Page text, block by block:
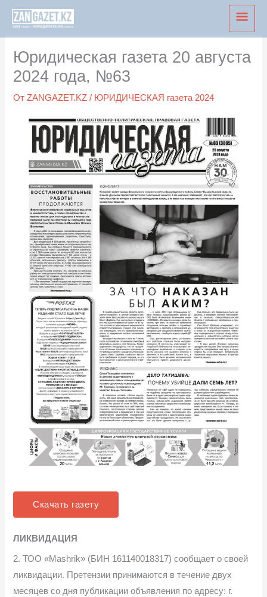
Перейти
содержимому
Юридическая газета 20 августа
2024 года, №63
ОтZANGAZET.KZ/ ЮРИДИЧЕСКАЯ газета 2024
Скачать газету
ЛИКВИДАЦИЯ
2. ТОО «Mashrik» (БИН 161140018317) сообщает о своей
ликвидации. Претензии принимаются в течение двух
месяцев со дня публикации объявления по адресу: г.